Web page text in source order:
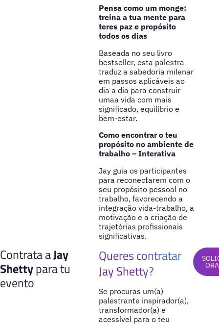
Pensa como um monge:
treina a tua mente para
teres paz e propósito
todos os dias
Baseada no seu livro
bestseller, esta palestra
traduz a sabedoria milenar
em passos aplicáveis ao
dia a dia para construir
umaa vida com mais
significado, equilíbrio e
bem-estar.
Como encontrar o teu
propósito no ambiente de
trabalho – Interativa
Jay guia os participantes
para reconectarem com o
seu propósito pessoal no
trabalho, favorecendo a
integração vida-trabalho, a
motivação e a criação de
trajetórias profissionais
significativas.
Contrata aJay
Shettypara tu
evento
Queres contratar
Jay Shetty?
Se procuras um(a)
palestrante inspirador(a),
transformador(a) e
acessível para o teu